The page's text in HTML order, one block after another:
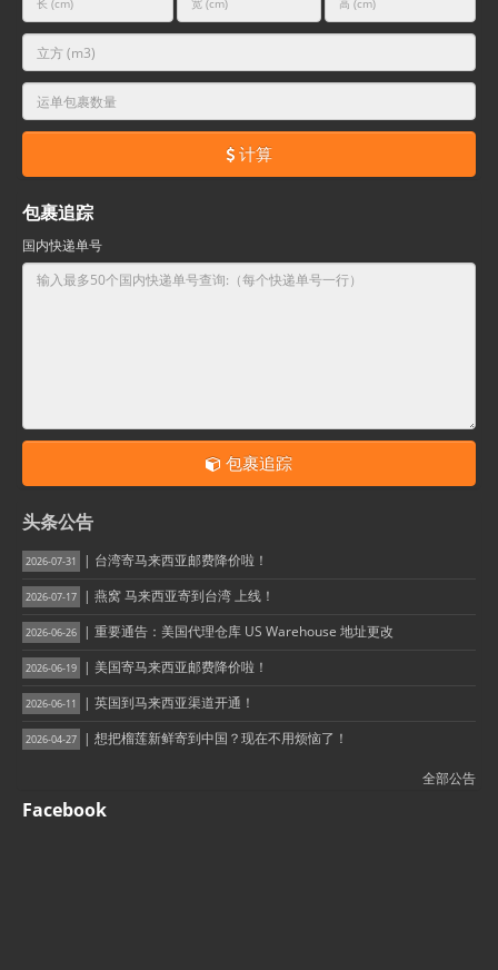
计算
包裹追踪
国内快递单号
包裹追踪
头条公告
2026-07-31 | 台湾寄马来西亚邮费降价啦！
2026-07-17 | 燕窝 马来西亚寄到台湾 上线！
2026-06-26 | 重要通告：美国代理仓库 US Warehouse 地址更改
2026-06-19 | 美国寄马来西亚邮费降价啦！
2026-06-11 | 英国到马来西亚渠道开通！
2026-04-27 | 想把榴莲新鲜寄到中国？现在不用烦恼了！
全部公告
Facebook